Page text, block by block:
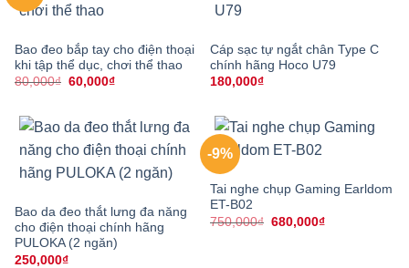
Bao đeo bắp tay cho điện thoại
khi tập thể dục, chơi thể thao
80,000₫ Giá
60,000₫Giá
là:
60,000₫.
Cáp sạc tự ngắt chân Type C
chính hãng Hoco U79
180,000₫
Bao da đeo thắt lưng đa năng
cho điện thoại chính hãng
PULOKA (2 ngăn)
250,000₫
-9%
Tai nghe chụp Gaming Earldom
ET-B02
750,000₫ Giá
680,000₫Giá